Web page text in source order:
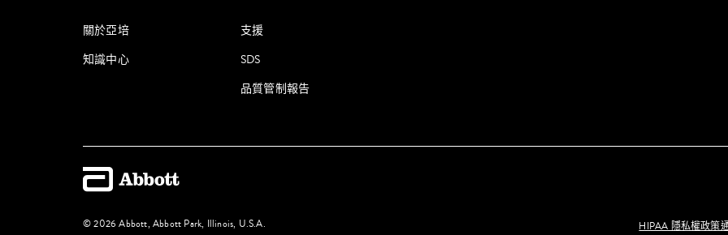
關於亞培
知識中心
支援
SDS
品質管制報告
HIPAA 隱私權政策
© 2026 Abbott, Abbott Park, Illinois, U.S.A.